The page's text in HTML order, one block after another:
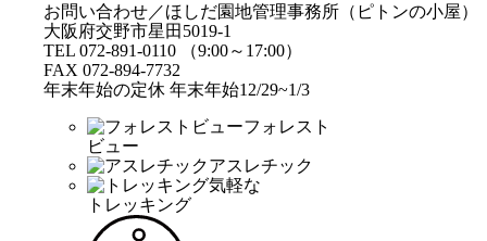
お問い合わせ／ほしだ園地管理事務所（ピトンの小屋）
大阪府交野市星田5019-1
TEL 072-891-0110 （9:00～17:00）
FAX 072-894-7732
年末年始の定休 年末年始12/29~1/3
フォレスト
ビュー
アスレチック
気軽な
トレッキング